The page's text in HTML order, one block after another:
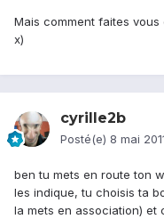
Mais comment faites
x)
cyrille2b
Posté(e) 8 mai
ben tu mets en route ton
les indique, tu choisis ta
la mets en association) et